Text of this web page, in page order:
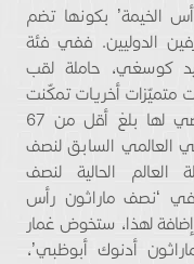
رأس الخيمة’ بكونها تضم
الدوليين. ففي فئة
كوسغي، حاملة لقب
فئة السيدات، مع 10 عدّاءات متميّزات أخريات تمكّنت
كل منهن من تسجيل أفضل زمن شخصي لها بلغ أقل من 67
العالمي السابق لنصف
العالم الحالية لنصف
في ‘نصف ماراثون رأس
إضافة لهذا، ستخوض غمار
أدنوك أبوظبي’،